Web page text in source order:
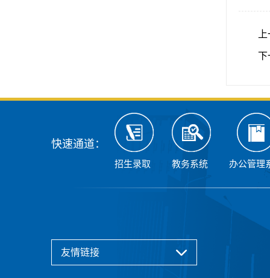
下
快速通道：
招生录取 教务系统 办公管理
友情链接